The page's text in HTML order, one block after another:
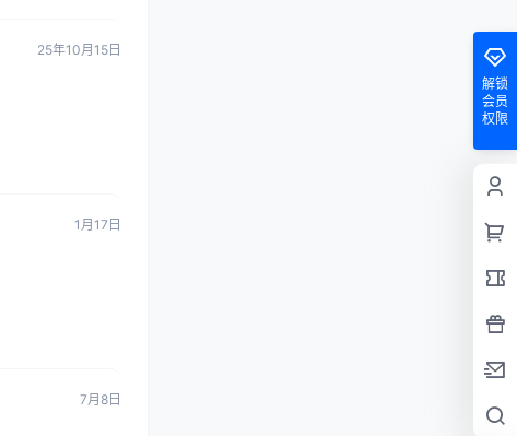
25年10月15日
1月17日
7月8日
解锁
会员
权限